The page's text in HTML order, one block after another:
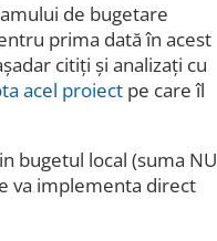
de bugetare
prima dată în acest
citiți și analizați cu
acel proiect pe care îl
bugetul local (suma NU
va implementa direct